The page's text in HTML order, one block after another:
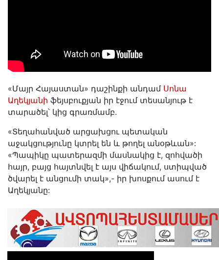
«Մայր Հայաստան» դաշինքի անդամ Սոնա
Աղեկյանի ֆեյսբուքյան իր էջում տեսանյութ է
տարածել՝ կից գրառմամբ.
«Տեղահանված արցախցու պետական
աջակցությունը կտրել են և թողել անօթևան»:
«Պապիկը պատերազմի մասնակից է, զոհվածի
հայր, բայց հայտնվել է այս վիճակում, ստիպված
ծվարել է անցումի տակ»,- իր խոսքում ասում է
Աղեկյանը: